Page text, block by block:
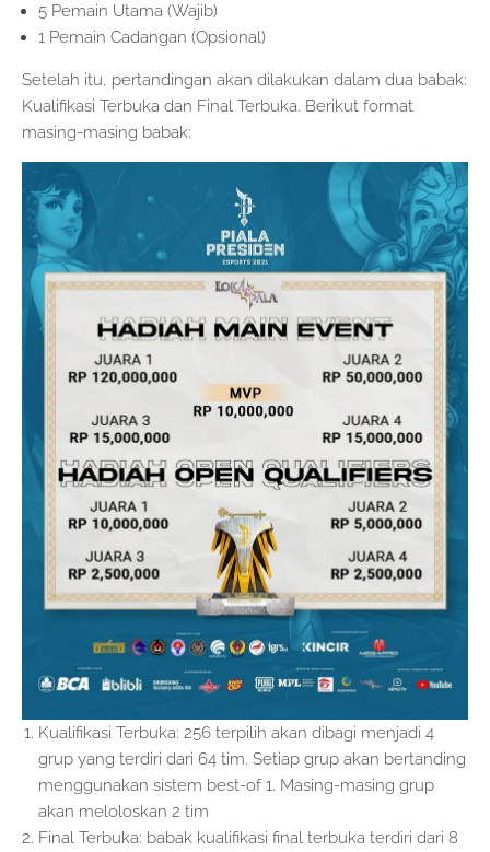
5 Pemain Utama (Wajib)
1 Pemain Cadangan (Opsional)
Setelah itu, pertandingan akan dilakukan dalam dua babak:
Kualifikasi Terbuka dan Final Terbuka. Berikut format
masing-masing babak:
Kualifikasi Terbuka: 256 terpilih akan dibagi menjadi 4
grup yang terdiri dari 64 tim. Setiap grup akan bertanding
menggunakan sistem best-of 1. Masing-masing grup
akan meloloskan 2 tim
Final Terbuka: babak kualifikasi final terbuka terdiri dari 8